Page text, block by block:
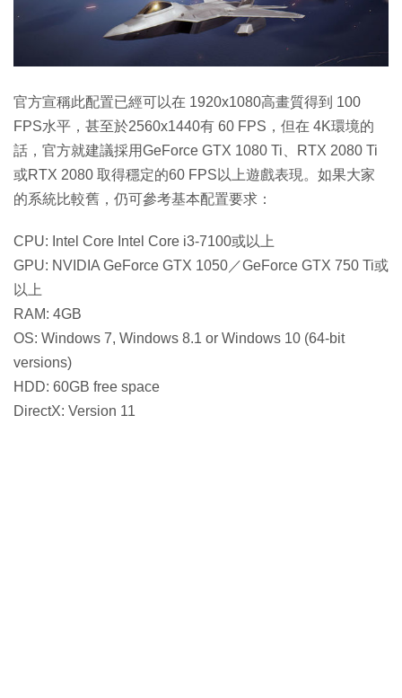
官方宣稱此配置已經可以在 1920x1080高畫質得到 100
FPS水平，甚至於2560x1440有 60 FPS，但在 4K環境的
話，官方就建議採用GeForce GTX 1080 Ti、RTX 2080 Ti
或RTX 2080 取得穩定的60 FPS以上遊戲表現。如果大家
的系統比較舊，仍可參考基本配置要求：
CPU: Intel Core Intel Core i3-7100或以上
GPU: NVIDIA GeForce GTX 1050／GeForce GTX 750 Ti或
以上
RAM: 4GB
OS: Windows 7, Windows 8.1 or Windows 10 (64-bit
versions)
HDD: 60GB free space
DirectX: Version 11